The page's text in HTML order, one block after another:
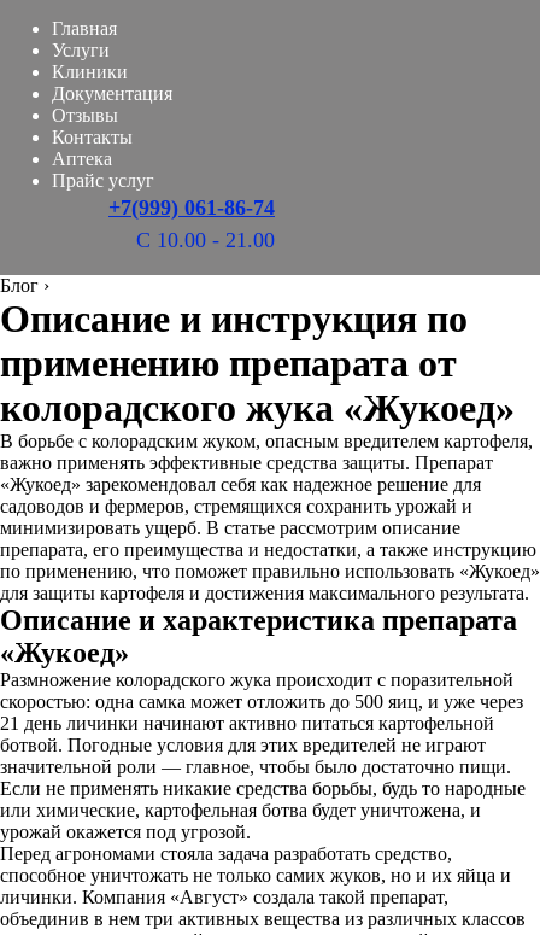
Главная
Услуги
Клиники
Документация
Отзывы
Контакты
Аптека
Прайс услуг
+7(999) 061-86-74
С 10.00 - 21.00
Блог ›
Описание и инструкция по
применению препарата от
колорадского жука «Жукоед»
В борьбе с колорадским жуком, опасным вредителем картофеля,
важно применять эффективные средства защиты. Препарат
«Жукоед» зарекомендовал себя как надежное решение для
садоводов и фермеров, стремящихся сохранить урожай и
минимизировать ущерб. В статье рассмотрим описание
препарата, его преимущества и недостатки, а также инструкцию
по применению, что поможет правильно использовать «Жукоед»
для защиты картофеля и достижения максимального результата.
Описание и характеристика препарата
«Жукоед»
Размножение колорадского жука происходит с поразительной
скоростью: одна самка может отложить до 500 яиц, и уже через
21 день личинки начинают активно питаться картофельной
ботвой. Погодные условия для этих вредителей не играют
значительной роли — главное, чтобы было достаточно пищи.
Если не применять никакие средства борьбы, будь то народные
или химические, картофельная ботва будет уничтожена, и
урожай окажется под угрозой.
Перед агрономами стояла задача разработать средство,
способное уничтожать не только самих жуков, но и их яйца и
личинки. Компания «Август» создала такой препарат,
объединив в нем три активных вещества из различных классов